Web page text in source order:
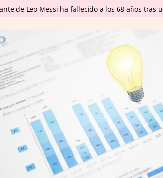
de Leo Messi ha fallecido a los 68 años tras